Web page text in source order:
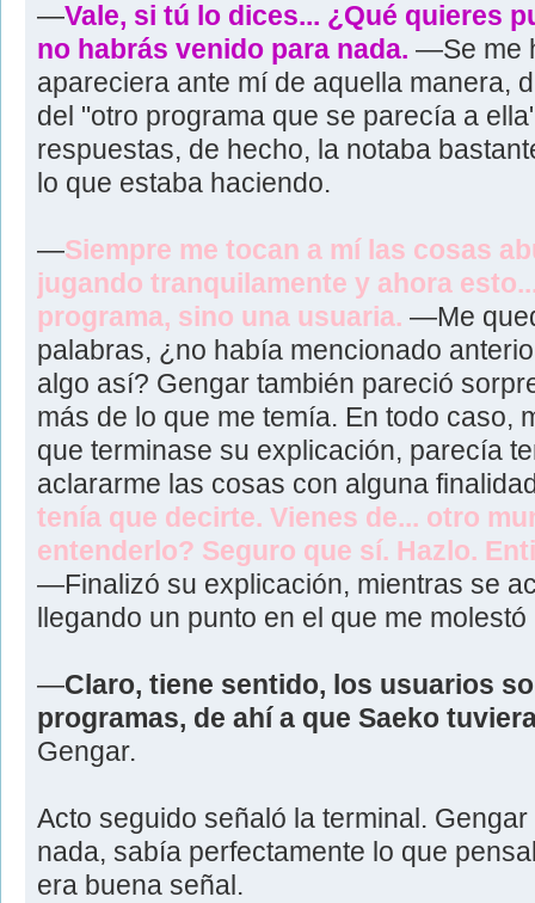
—Vale, si tú lo dices... ¿Qué quieres
no habrás venido para nada. —Se me
apareciera ante mí de aquella manera,
del "otro programa que se parecía a
respuestas, de hecho, la notaba
lo que estaba haciendo.
—Siempre me tocan a mí las cosas
jugando tranquilamente y ahora
programa, sino una usuaria. —Me
palabras, ¿no había mencionado
algo así? Gengar también pareció
más de lo que me temía. En todo caso,
que terminase su explicación, parecía
aclararme las cosas con alguna
tenía que decirte. Vienes de... otro
entenderlo? Seguro que sí. Hazlo.
—Finalizó su explicación, mientras se
llegando un punto en el que me
—Claro, tiene sentido, los usuarios
programas, de ahí a que Saeko
Gengar.
Acto seguido señaló la terminal.
nada, sabía perfectamente lo que
era buena señal.